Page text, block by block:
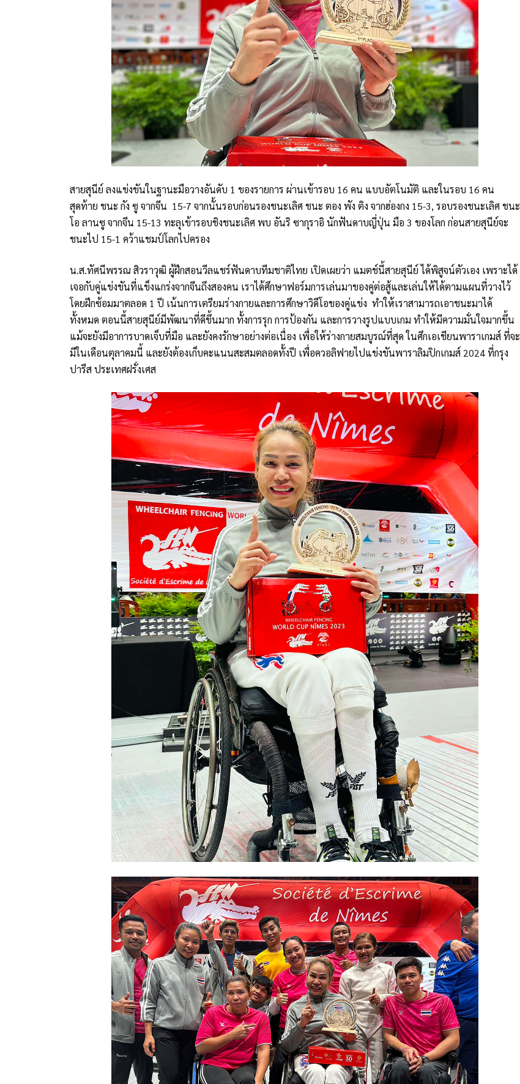
สายสุนีย์ ลงแข่งขันในฐานะมือวางอันดับ 1 ของรายการ ผ่านเข้ารอบ 16 คน แบบอัตโนมัติ และในรอบ 16 คน
สุดท้าย ชนะ กัง ซู จากจีน 15-7 จากนั้นรอบก่อนรองชนะเลิศ ชนะ ตอง พัง ติง จากฮ่องกง 15-3, รอบรองชนะเลิศ ชนะ
โอ ลานซู จากจีน 15-13 ทะลุเข้ารอบชิงชนะเลิศ พบ อันริ ซากุราอิ นักฟันดาบญี่ปุ่น มือ 3 ของโลก ก่อนสายสุนีย์จะ
ชนะไป 15-1 คว้าแชมป์โลกไปครอง
น.ส.ทัศนีพรรณ สิวราวุฒิ ผู้ฝึกสอนวีลแชร์ฟันดาบทีมชาติไทย เปิดเผยว่า แมตช์นี้สายสุนีย์ ได้พิสูจน์ตัวเอง เพราะได้
เจอกับคู่แข่งขันที่แข็งแกร่งจากจีนถึงสองคน เราได้ศึกษาฟอร์มการเล่นมาของคู่ต่อสู้และเล่นให้ได้ตามแผนที่วางไว้
โดยฝึกซ้อมมาตลอด 1 ปี เน้นการเตรียมร่างกายและการศึกษาวิดีโอของคู่แข่ง ทำให้เราสามารถเอาชนะมาได้
ทั้งหมด ตอนนี้สายสุนีย์มีพัฒนาที่ดีขึ้นมาก ทั้งการรุก การป้องกัน และการวางรูปแบบเกม ทำให้มีความมั่นใจมากขึ้น
แม้จะยังมีอาการบาดเจ็บที่มือ และยังคงรักษาอย่างต่อเนื่อง เพื่อให้ร่างกายสมบูรณ์ที่สุด ในศึกเอเชียนพาราเกมส์ ที่จะ
มีในเดือนตุลาคมนี้ และยังต้องเก็บคะแนนสะสมตลอดทั้งปี เพื่อควอลิฟายไปแข่งขันพาราลิมปิกเกมส์ 2024 ที่กรุง
ปารีส ประเทศฝรั่งเศส